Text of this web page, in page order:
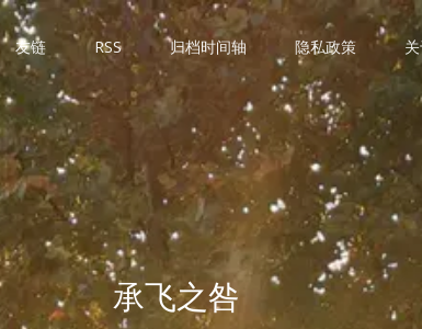
友链 RSS 归档时间轴 隐私政策
承飞之咎